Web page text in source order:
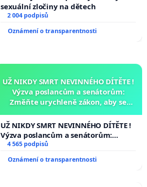
sexuální zločiny na dětech
2 004 podpisů
Oznámení o transparentnosti
UŽ NIKDY SMRT NEVINNÉHO DÍTĚTE !
Výzva poslancům a senátorům:
Změňte urychleně zákon, aby se
opakovat!
UŽ NIKDY SMRT NEVINNÉHO DÍTĚTE !
Výzva poslancům a senátorům:
Změňte urychleně zákon, aby se
tragédie malé Viktorky už nemohla
opakovat!
4 565 podpisů
Oznámení o transparentnosti